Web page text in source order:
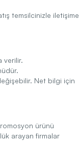
temsilcinizle iletişime
verilir.
Net bilgi için
ürünü
arayan firmalar